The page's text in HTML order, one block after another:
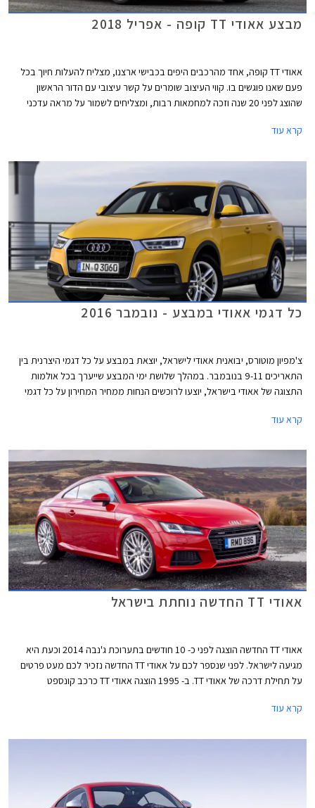
מבצע אאודי TT קופה - אפריל 2018
אאודי TT קופה, אחד מהרכבים היפים בכבישי ארצנו, מצליח להעלות חיוך בכל
פעם שאנו פוגשים בו. קווי העיצוב שומרים על קשר עיצובי עם הדור הראשון
שהוצג לפני 20 שנה וזכה למחמאות רבות, ומצליחים לשמור על מראה עדכני
המחירון העומד על 279,300 ₪.
קרא עוד
כל דגמי אאודי במבצע - נובמבר 2016
צ'מפיון מוטורס, יבואנית אאודי לישראל, יוצאת במבצע על כל דגמי היצרנית בין
התאריכים 9-11 בנובמבר. במהלך שלושת ימי המבצע שייערך בכל אולמות
התצוגה של אאודי בישראל, יוצעו לרוכשים הנחות ממחיר המחירון על כל דגמי
קרא עוד
אאודי TT החדשה נוחתת בישראל
אאודי TT החדשה הוצגה לפני כ- 10 חודשים בתערוכת ג'נבה 2014 וכעת היא
מגיעה לישראל. לפני שנספר לכם על אאודי TT החדשה נזכיר לכם מעט פרטים
על תחילת דרכה של אאודי TT. ב- 1995 הוצגה אאודי TT כרכב קונספט
בראשית המאה הקודמת תחת השם (Isle of Man TT (Tourist Trophy, יצרן
קרא עוד